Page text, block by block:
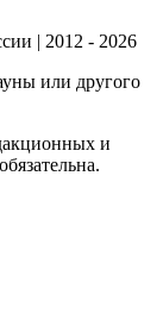
| 2012 - 2026
или другого
и